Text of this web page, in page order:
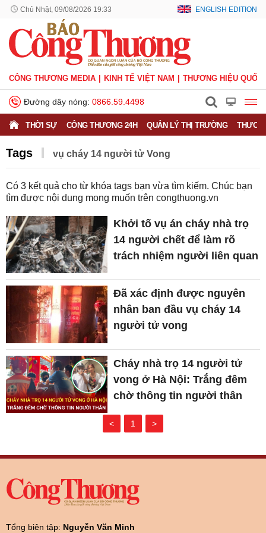
Chủ Nhật, 09/08/2026 19:33 ENGLISH EDITION
CÔNG THƯƠNG MEDIA KINH TẾ VIỆT NAM THƯƠNG HIỆU QUỐC
Đường dây nóng: 0866.59.4498
THỜI SỰ CÔNG THƯƠNG 24H QUẢN LÝ THỊ TRƯỜNG
Tags vụ cháy 14 người tử Vong
Có 3 kết quả cho từ khóa tags bạn vừa tìm kiếm. Chúc bạn
tìm được nội dung mong muốn trên congthuong.vn
Khởi tố vụ án cháy nhà trọ
14 người chết để làm rõ
trách nhiệm người liên quan
Đã xác định được nguyên
nhân ban đầu vụ cháy 14
người tử vong
Cháy nhà trọ 14 người tử
vong ở Hà Nội: Trắng đêm
chờ thông tin người thân
< 1 >
Tổng biên tập: Nguyễn Văn Minh